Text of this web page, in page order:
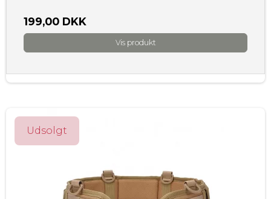
199,00 DKK
Vis produkt
Udsolgt